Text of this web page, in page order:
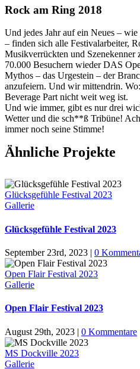
Rock am Ring 2018
Und jedes Jahr auf ein Neues –
– finden sich alle Festivalarbeiter,
Musikverrückten und Szenekenner
70.000 Besuchern wieder DAS
Mythos – das Urgestein – der
anzufeiern. Und wir mittendrin.
Beverage Part nicht weit weg ist.
Und wie immer, gibt es nur drei
Wetter und die sch**ß Tribüne!
immer noch seine Stimme!
Ähnliche Projekte
Glücksgefühle Festival 2023
Gallerie
Glücksgefühle Festival 2023
September 23rd, 2023 | 0
Open Flair Festival 2023
Gallerie
Open Flair Festival 2023
August 29th, 2023 | 0 Kommentare
MS Dockville 2023
Gallerie